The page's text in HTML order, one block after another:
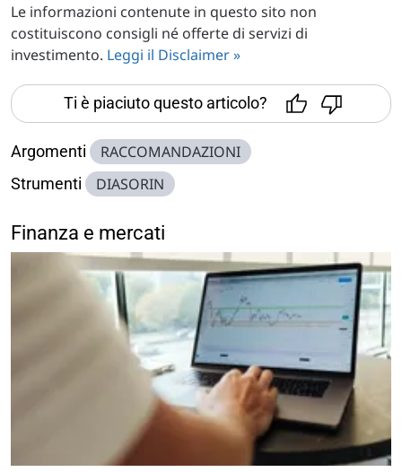
Le informazioni contenute in questo sito non
costituiscono consigli né offerte di servizi di
investimento. Leggi il Disclaimer »
Ti è piaciuto questo articolo?
Argomenti RACCOMANDAZIONI
Strumenti DIASORIN
Finanza e mercati